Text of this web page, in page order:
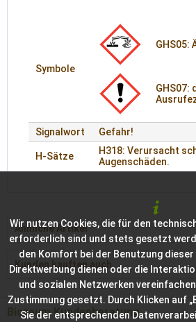
Symbole
GHS05:
GHS07:
Signalwort Gefahr!
H-Sätze
H318: Verursacht
Augenschäden.
Ähnliche Artikel
Kunden kauften auch
Bioraum Kundenberatung
Wir nutzen Cookies, die für den
erforderlich sind und stets gesetzt
den Komfort bei der Benutzung dieser
Direktwerbung dienen oder die
und sozialen Netzwerken
Zustimmung gesetzt. Durch Klicken auf
Sie der entsprechenden